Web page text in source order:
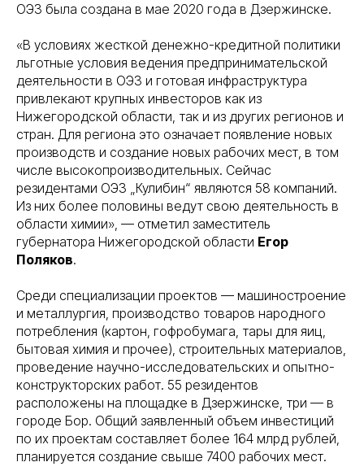
ОЭЗ была создана в мае 2020 года в Дзержинске.
«В условиях жесткой денежно-кредитной политики
льготные условия ведения предпринимательской
деятельности в ОЭЗ и готовая инфраструктура
привлекают крупных инвесторов как из
Нижегородской области, так и из других регионов и
стран. Для региона это означает появление новых
производств и создание новых рабочих мест, в том
числе высокопроизводительных. Сейчас
резидентами ОЭЗ „Кулибин“ являются 58 компаний.
Из них более половины ведут свою деятельность в
области химии», — отметил заместитель
губернатора Нижегородской области Егор
Поляков.
Среди специализации проектов — машиностроение
и металлургия, производство товаров народного
потребления (картон, гофробумага, тары для яиц,
бытовая химия и прочее), строительных материалов,
проведение научно-исследовательских и опытно-
конструкторских работ. 55 резидентов
расположены на площадке в Дзержинске, три — в
городе Бор. Общий заявленный объем инвестиций
по их проектам составляет более 164 млрд рублей,
планируется создание свыше 7400 рабочих мест.